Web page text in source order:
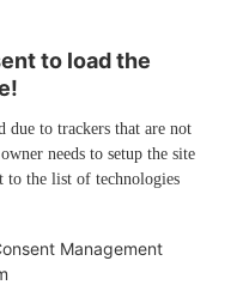
to load the
due to trackers that are not
needs to setup the site
to the list of technologies
Management